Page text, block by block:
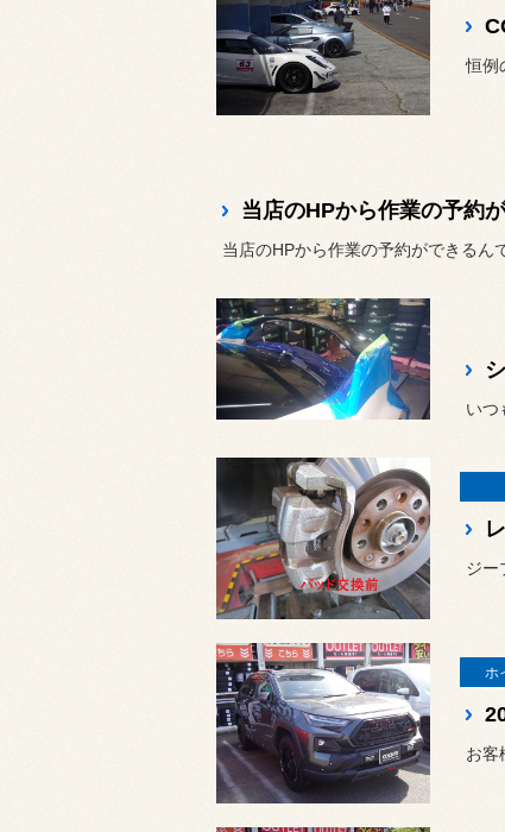
当店のHPから作業の予約
当店のHPから作業の予約ができるん
ジー
ホ
お客